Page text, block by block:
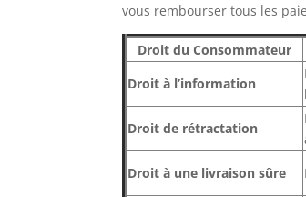
vous rembourser tous les
Droit du Consommateur
Droit à l’information
Droit de rétractation
Droit à une livraison sûre